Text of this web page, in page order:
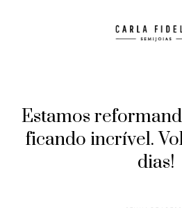
Estamos
ficando incrível.
dias!